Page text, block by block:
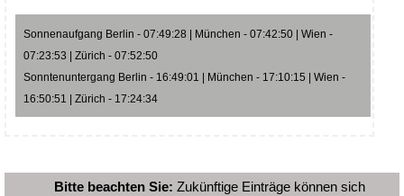
Sonnenaufgang Berlin - 07:49:28 | München - 07:42:50 | Wien -
07:23:53 | Zürich - 07:52:50
Sonntenuntergang Berlin - 16:49:01 | München - 17:10:15 | Wien -
16:50:51 | Zürich - 17:24:34
Bitte beachten Sie: Zukünftige Einträge können sich